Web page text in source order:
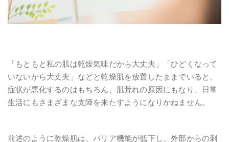
「もともと私の肌は乾燥気味だから大丈夫」「ひどくなって
いないから大丈夫」などと乾燥肌を放置したままでいると、
症状が悪化するのはもちろん、肌荒れの原因にもなり、日常
生活にもさまざまな支障を来たすようになりかねません。
前述のように乾燥肌は、バリア機能が低下し、外部からの刺